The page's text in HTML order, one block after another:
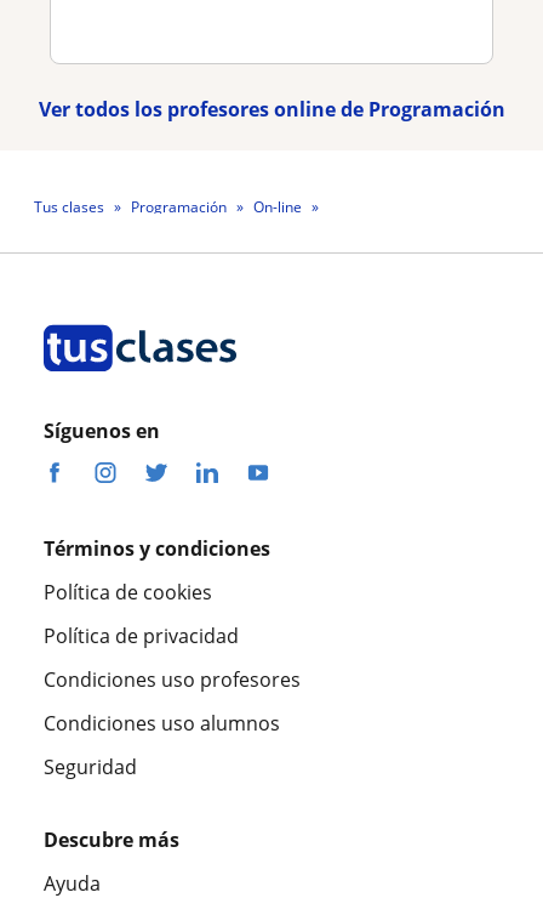
Ver todos los profesores online de Programación
Tus clases Programación
On-line
Síguenos en
Términos y condiciones
Política de cookies
Política de privacidad
Condiciones uso profesores
Condiciones uso alumnos
Seguridad
Descubre más
Ayuda